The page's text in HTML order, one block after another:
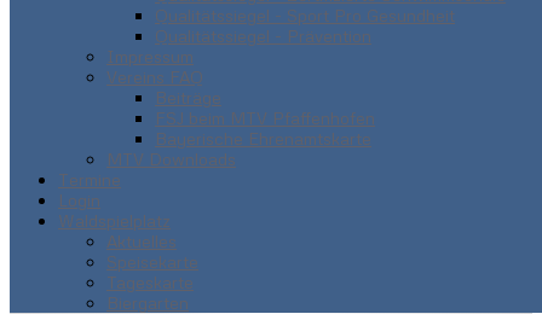
Qualitätssiegel - Sport Pro Gesundheit
Qualitätssiegel - Prävention
Impressum
Vereins FAQ
Beiträge
FSJ beim MTV Pfaffenhofen
Bayerische Ehrenamtskarte
MTV Downloads
Termine
Login
Waldspielplatz
Aktuelles
Speisekarte
Tageskarte
Biergarten